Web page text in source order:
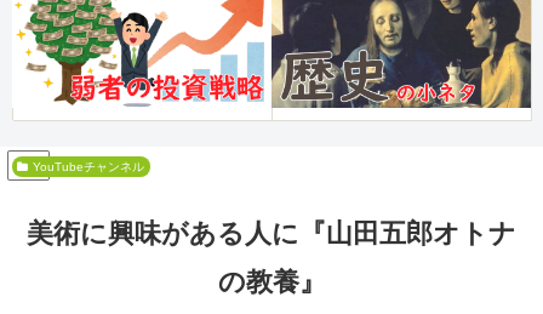
PR
美術に興味がある人に『山田五郎オトナ
の教養』
YouTubeチャンネル